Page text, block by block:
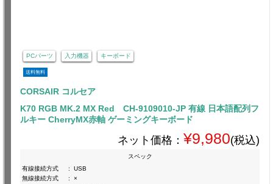
PCパーツ 入力機器 キーボード
送料無料
CORSAIR コルセア
K70 RGB MK.2 MX Red CH-9109010-JP 有線 日本語配列フ
ルキー CherryMX赤軸 ゲーミングキーボード
ネット価格： ¥9,980(税込)
スペック
有線接続方式
:
USB
無線接続方式
:
×